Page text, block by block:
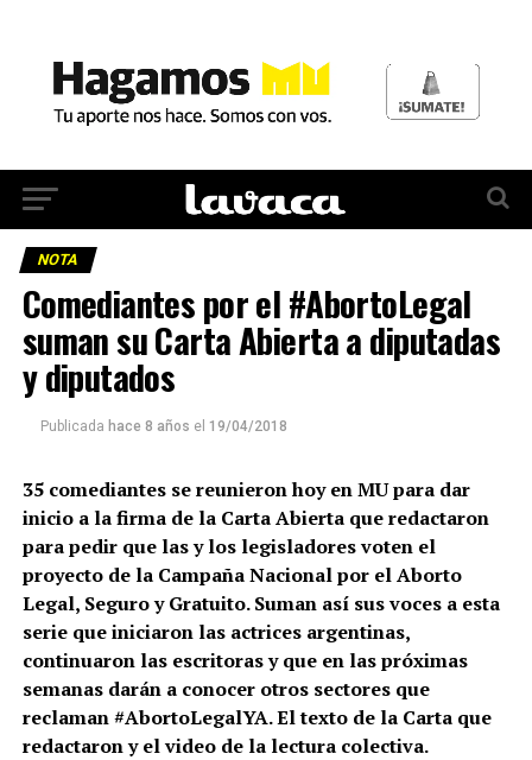
NOTA
Comediantes por el #AbortoLegal
suman su Carta Abierta a diputadas
y diputados
Publicada hace 8 años el 19/04/2018
35 comediantes se reunieron hoy en MU para dar
inicio a la firma de la Carta Abierta que redactaron
para pedir que las y los legisladores voten el
proyecto de la Campaña Nacional por el Aborto
Legal, Seguro y Gratuito. Suman así sus voces a esta
serie que iniciaron las actrices argentinas,
continuaron las escritoras y que en las próximas
semanas darán a conocer otros sectores que
reclaman #AbortoLegalYA. El texto de la Carta que
redactaron y el video de la lectura colectiva.